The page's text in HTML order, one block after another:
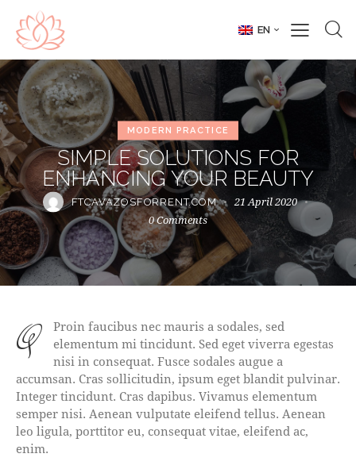
EN
MODERN PRACTICE
SIMPLE SOLUTIONS FOR
ENHANCING YOUR BEAUTY
FTCAVAZOSFORRENT.COM
21 April 2020
0 Comments
qProin faucibus nec mauris a sodales, sed
elementum mi tincidunt. Sed eget viverra egestas
nisi in consequat. Fusce sodales augue a
accumsan. Cras sollicitudin, ipsum eget blandit pulvinar.
Integer tincidunt. Cras dapibus. Vivamus elementum
semper nisi. Aenean vulputate eleifend tellus. Aenean
leo ligula, porttitor eu, consequat vitae, eleifend ac,
enim.